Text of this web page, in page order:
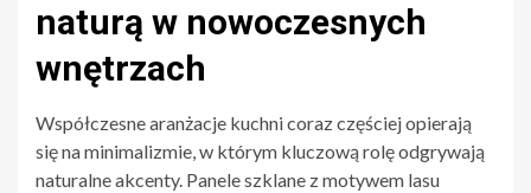
naturą w nowoczesnych
wnętrzach
Współczesne aranżacje kuchni coraz częściej opierają
się na minimalizmie, w którym kluczową rolę odgrywają
naturalne akcenty. Panele szklane z motywem lasu